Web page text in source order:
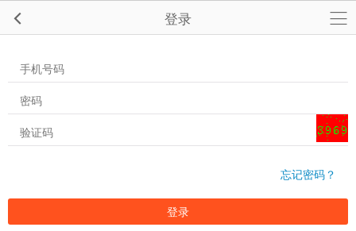
登录
忘记密码？
登录